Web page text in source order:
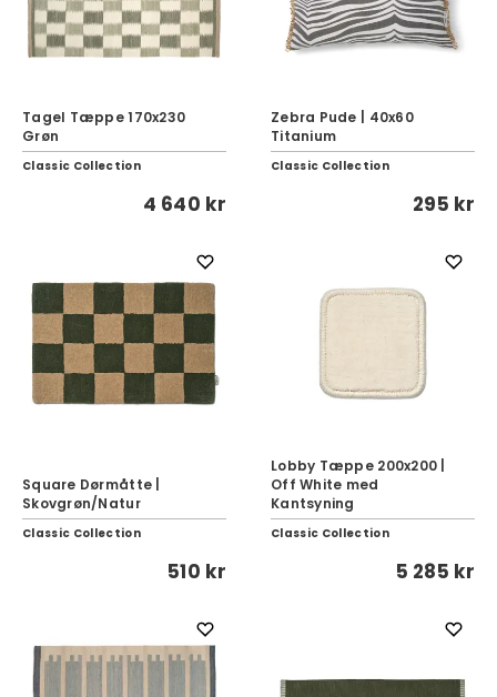
Tagel Tæppe 170x230
Grøn
Classic Collection
4 640 kr
Zebra Pude | 40x60
Titanium
Classic Collection
295 kr
Square Dørmåtte |
Skovgrøn/Natur
Classic Collection
510 kr
Lobby Tæppe 200x200 |
Off White med
Kantsyning
Classic Collection
5 285 kr